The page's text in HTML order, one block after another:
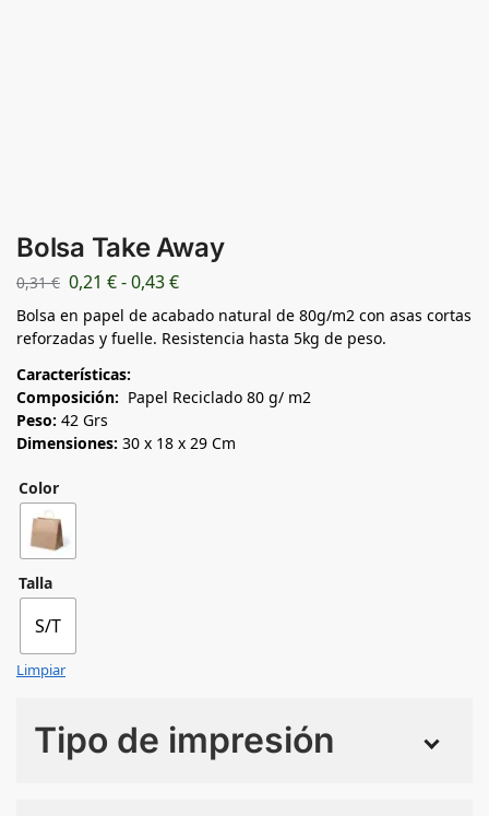
Bolsa Take Away
0,31€ 0,21 €-0,43€
Bolsa en papel de acabado natural de 80g/m2 con asas cortas
reforzadas y fuelle. Resistencia hasta 5kg de peso.
Características:
Composición: Papel Reciclado 80 g/ m2
Peso: 42 Grs
Dimensiones: 30 x 18 x 29 Cm
Color
Talla
S/T
Limpiar
Tipo de impresión